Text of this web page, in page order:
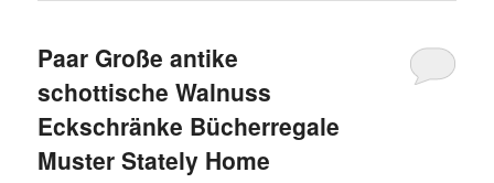
Paar Große antike
schottische Walnuss
Eckschränke Bücherregale
Muster Stately Home